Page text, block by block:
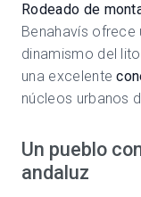
Rodeado de
Benahavís
dinamismo del
una excelente
núcleos urbanos
Un pueblo
andaluz